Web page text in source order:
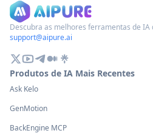
Descubra as melhores ferramentas de
support@aipure.ai
Produtos de IA Mais Recentes
Ask Kelo
GenMotion
BackEngine MCP